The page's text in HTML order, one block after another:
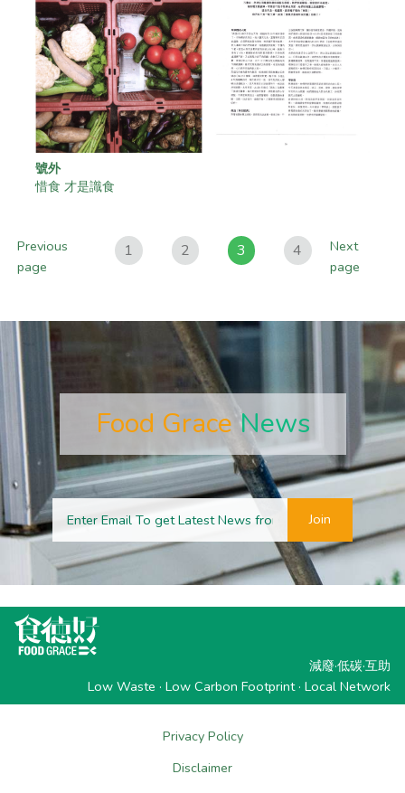
號外
惜食 才是識食
Previous
page
1 2 3 4
Next
page
Food Grace News
Join
減廢·低碳·互助
Low Waste · Low Carbon Footprint · Local Network
Privacy Policy
Disclaimer